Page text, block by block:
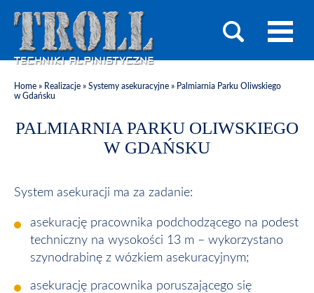
Home » Realizacje » Systemy asekuracyjne » Palmiarnia Parku Oliwskiego
w Gdańsku
PALMIARNIA PARKU OLIWSKIEGO
W GDAŃSKU
System asekuracji ma za zadanie:
asekurację pracownika podchodzącego na podest
techniczny na wysokości 13 m – wykorzystano
szynodrabinę z wózkiem asekuracyjnym;
asekurację pracownika poruszającego się